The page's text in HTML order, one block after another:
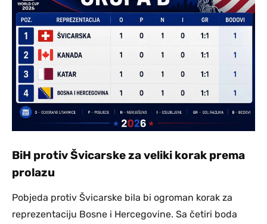
BiH protiv Švicarske za veliki korak prema
prolazu
Pobjeda protiv Švicarske bila bi ogroman korak za
reprezentaciju Bosne i Hercegovine. Sa četiri boda